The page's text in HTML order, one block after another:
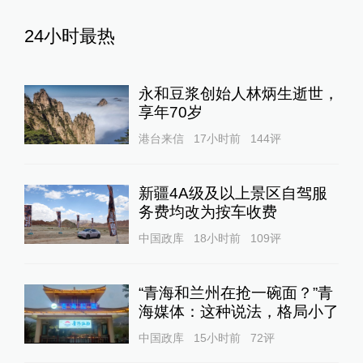
24小时最热
永和豆浆创始人林炳生逝世，
享年70岁
港台来信 17小时前 144评
新疆4A级及以上景区自驾服
务费均改为按车收费
中国政库 18小时前 109评
“青海和兰州在抢一碗面？”青
海媒体：这种说法，格局小了
中国政库 15小时前 72评